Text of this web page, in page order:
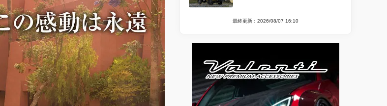
最終更新：2026/08/07 16:10